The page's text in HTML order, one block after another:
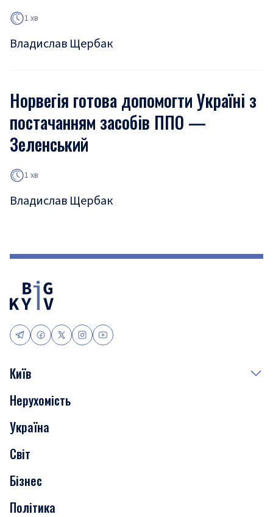
1 хв
Владислав Щербак
Норвегія готова допомогти Україні з
постачанням засобів ППО —
Зеленський
1 хв
Владислав Щербак
Київ
Події
Скандали
Нерухомість
Транспорт
Нерухомість
Україна
Світ
Бізнес
Політика